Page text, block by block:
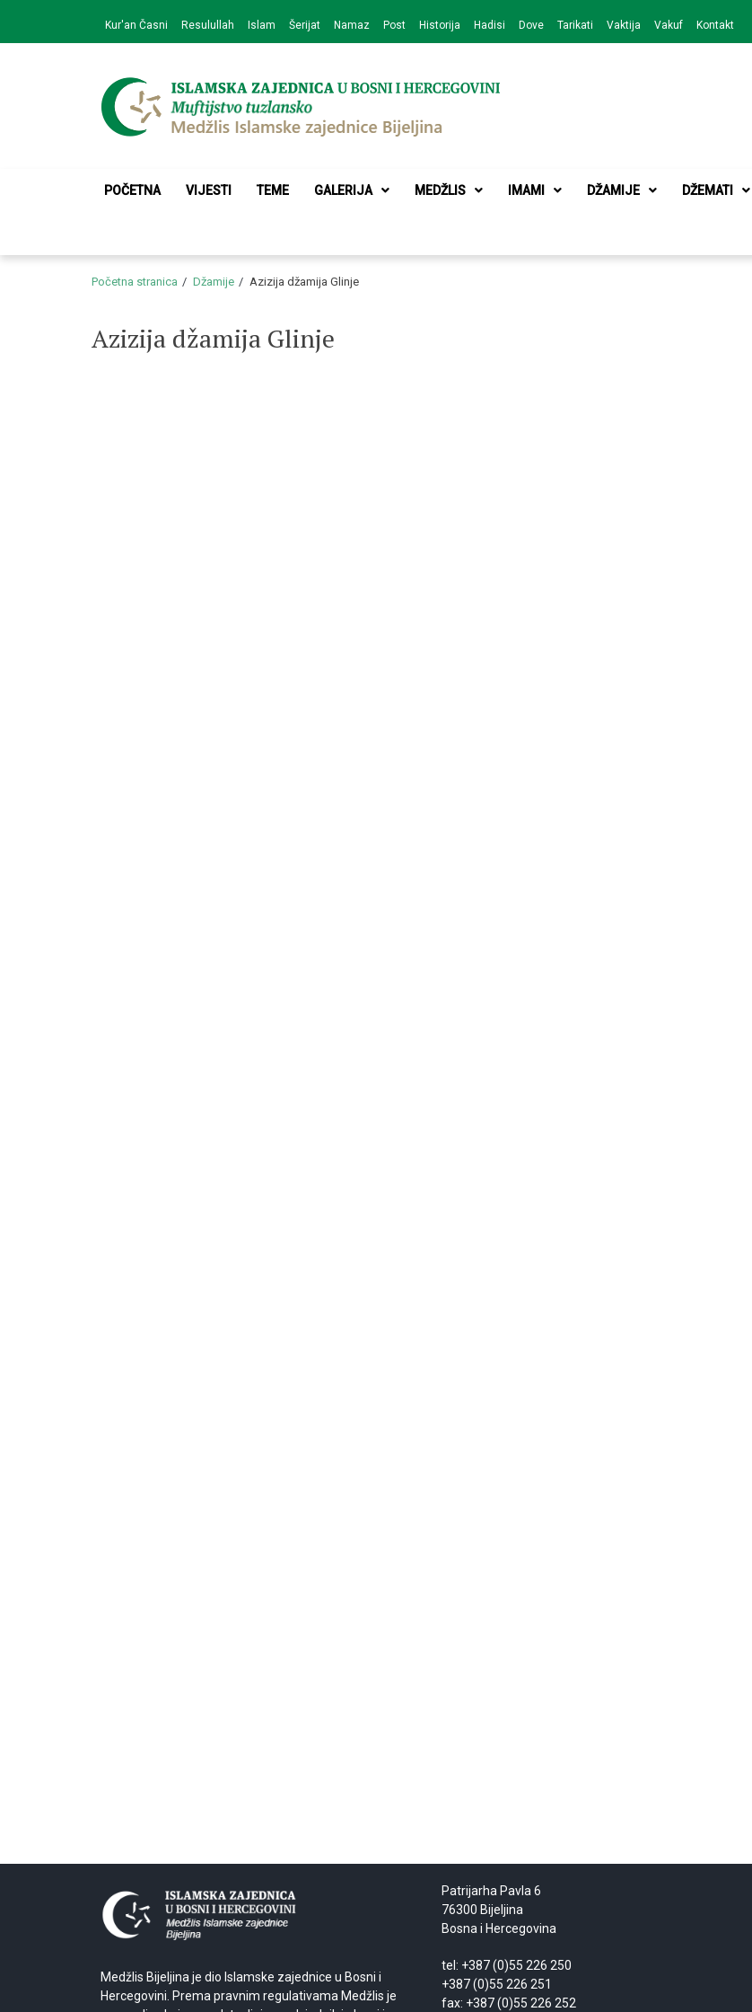
navigation
content
Kur'an Časni Resulullah Islam Šerijat Namaz Post Historija Hadisi Dove Tarikati Vaktija Vakuf Kontakt
Medžlis Islamske zajednice Bijeljina
POČETNA VIJESTI TEME GALERIJA MEDŽLIS IMAMI DŽAMIJE DŽEMATI
Početna stranica Džamije Azizija džamija Glinje
Azizija džamija Glinje
Medžlis Bijeljina je dio Islamske zajednice u Bosni i
Hercegovini. Prema pravnim regulativama Medžlis je
Patrijarha Pavla 6
76300 Bijeljina
Bosna i Hercegovina
tel: +387 (0)55 226 250
+387 (0)55 226 251
fax: +387 (0)55 226 252